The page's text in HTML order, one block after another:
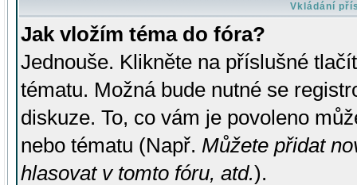
Vkládání
Jak vložím téma do fóra?
Jednouše. Klikněte na příslušné
tématu. Možná bude nutné se
diskuze. To, co vám je povoleno
nebo tématu (Např. Můžete přidat
hlasovat v tomto fóru, atd.).